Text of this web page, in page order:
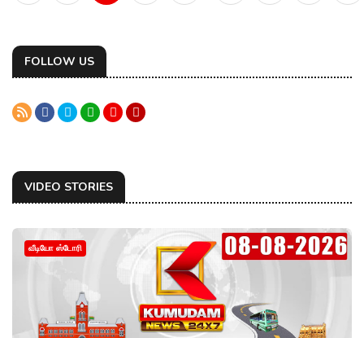
FOLLOW US
VIDEO STORIES
வீடியோ ஸ்டோரி